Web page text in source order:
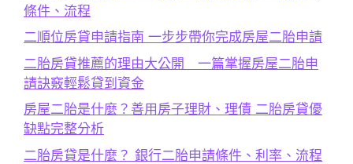
條件、流程
二順位房貸申請指南 一步步帶你完成房屋二胎申請
二胎房貸推薦的理由大公開 一篇掌握房屋二胎申
請訣竅輕鬆貸到資金
房屋二胎是什麼？善用房子理財、理債 二胎房貸優
缺點完整分析
二胎房貸是什麼？ 銀行二胎申請條件、利率、流程